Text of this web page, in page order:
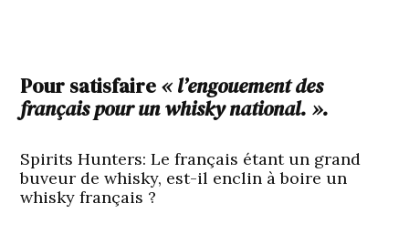
Pour satisfaire « l’engouement des
français pour un whisky national. ».
Spirits Hunters: Le français étant un grand
buveur de whisky, est-il enclin à boire un
whisky français ?